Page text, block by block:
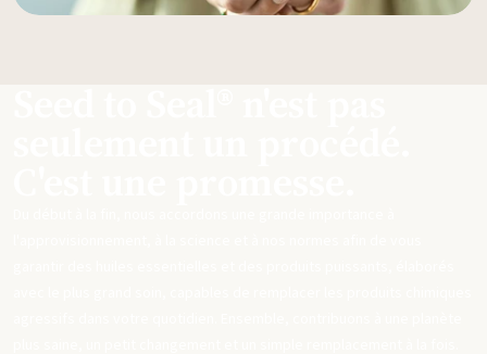
Seed to Seal® n'est pas